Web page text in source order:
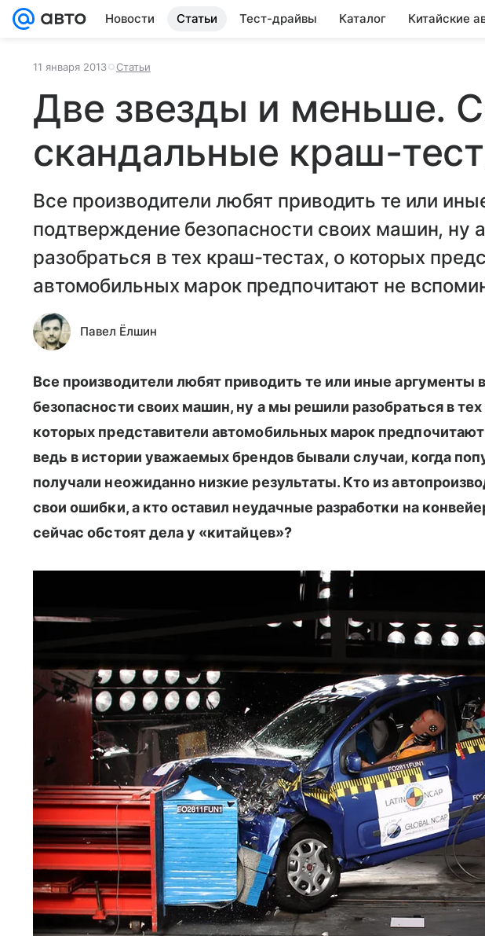
Новости Статьи Тест-драйвы Каталог Китайские
11 января 2013 Статьи
Две звезды и меньше.
скандальные краш-
Все производители любят приводить те или
подтверждение безопасности своих машин, ну
разобраться в тех краш-тестах, о которых
автомобильных марок предпочитают не
Павел Ёлшин
Все производители любят приводить те или иные аргументы
безопасности своих машин, ну а мы решили разобраться в
которых представители автомобильных марок
ведь в истории уважаемых брендов бывали случаи, когда
получали неожиданно низкие результаты. Кто из
свои ошибки, а кто оставил неудачные разработки на
сейчас обстоят дела у «китайцев»?